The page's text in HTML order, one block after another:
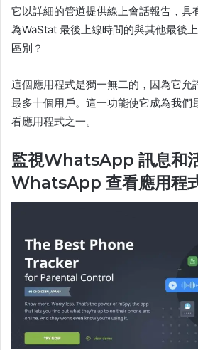
它以詳細的管道提供線上會話報告，具
為WaStat 最後上線時間的與其他最後
區別？
這個應用程式是獨一無二的，因為它允
最多十個用戶。這一功能使它成為我們
看應用程式之一。
監視WhatsApp 訊息和
WhatsApp 查看應用程